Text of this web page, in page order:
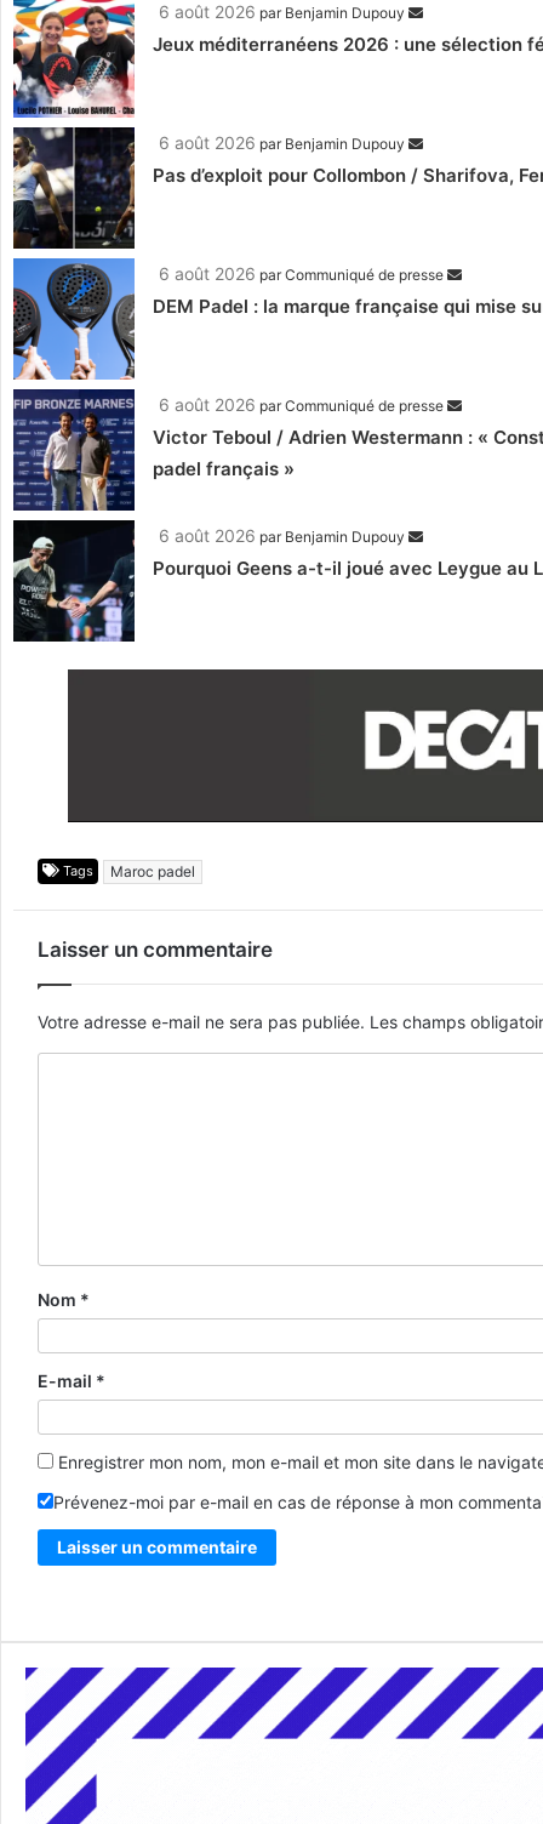
6 août 2026 par Benjamin Dupouy
Jeux méditerranéens 2026 : une sélection
6 août 2026 par Benjamin Dupouy
Pas d’exploit pour Collombon / Sharifova,
6 août 2026 parCommuniqué de presse
DEM Padel : la marque française qui mise
6 août 2026 parCommuniqué de presse
Victor Teboul / Adrien Westermann : «
padel français »
6 août 2026 par Benjamin Dupouy
Pourquoi Geens a-t-il joué avec Leygue au
Tags Maroc padel
Laisser un commentaire
Votre adresse e-mail ne sera pas publiée. Les champs
Nom *
E-mail *
Enregistrer mon nom, mon e-mail et mon site dans le
Prévenez-moi par e-mail en cas de réponse à mon